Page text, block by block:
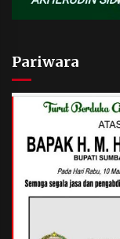
Pariwara